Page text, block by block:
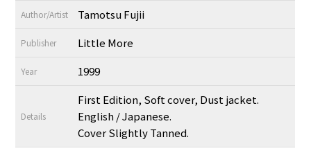
Author/Artist Tamotsu Fujii
Publisher Little More
Year 1999
Details
First Edition, Soft cover, Dust jacket.
English / Japanese.
Cover Slightly Tanned.